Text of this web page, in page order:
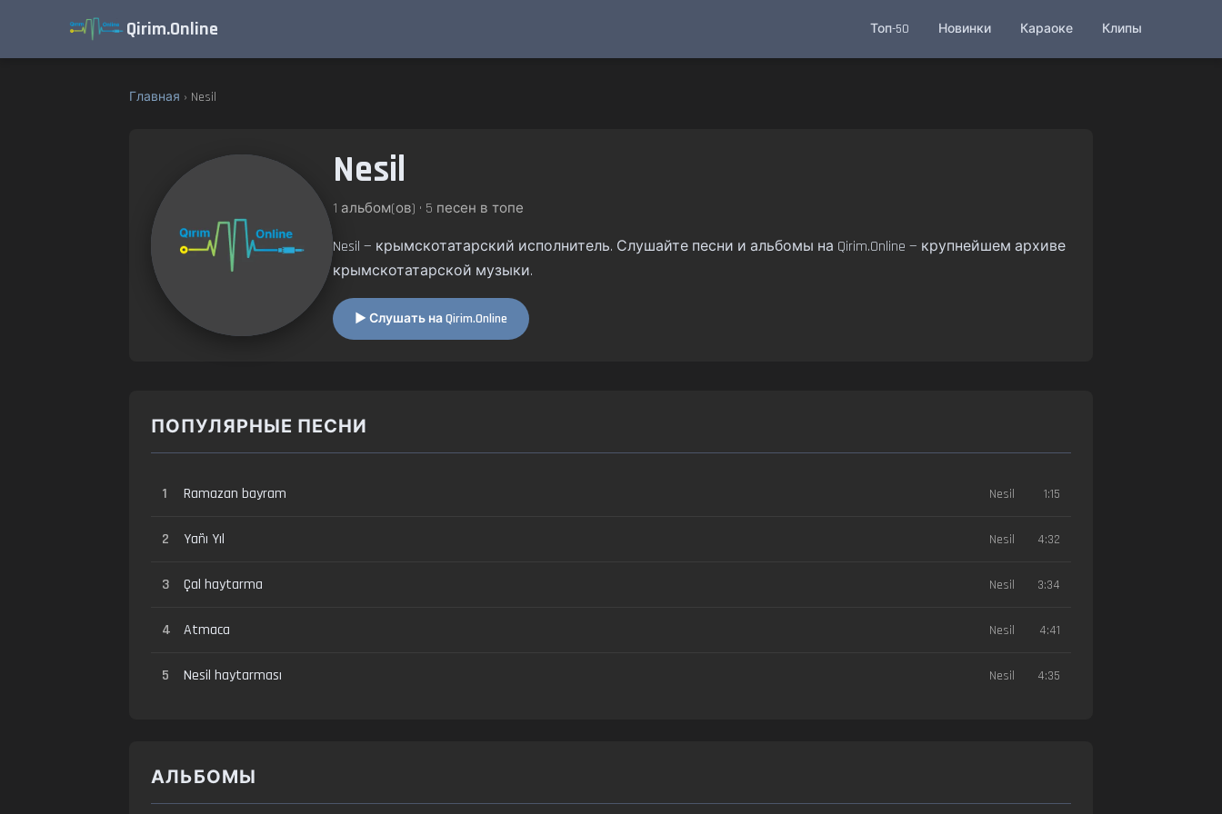
Qirim.Online Топ-50 Новинки Караоке Клипы
Главная › Nesil
Nesil
1 альбом(ов) • 5 песен в топе
Nesil — крымскотатарский исполнитель. Слушайте песни и альбомы на Qirim.Online — крупнейшем архиве
крымскотатарской музыки.
▶ Слушать на Qirim.Online
ПОПУЛЯРНЫЕ ПЕСНИ
1 Ramazan bayram Nesil 1:15
2 Yañı Yıl Nesil 4:32
3 Çal haytarma Nesil 3:34
4 Atmaca Nesil 4:41
5 Nesil haytarması Nesil 4:35
АЛЬБОМЫ